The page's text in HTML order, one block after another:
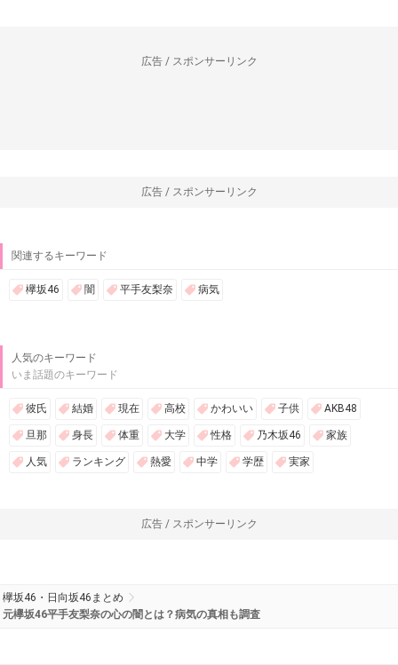
広告 / スポンサーリンク
広告 / スポンサーリンク
関連するキーワード
欅坂46 闇 平手友梨奈 病気
人気のキーワード
いま話題のキーワード
彼氏 結婚 現在 高校 かわいい 子供 AKB48
旦那 身長 体重 大学 性格 乃木坂46 家族
人気 ランキング 熱愛 中学 学歴 実家
広告 / スポンサーリンク
欅坂46・日向坂46まとめ
元欅坂46平手友梨奈の心の闇とは？病気の真相も調査